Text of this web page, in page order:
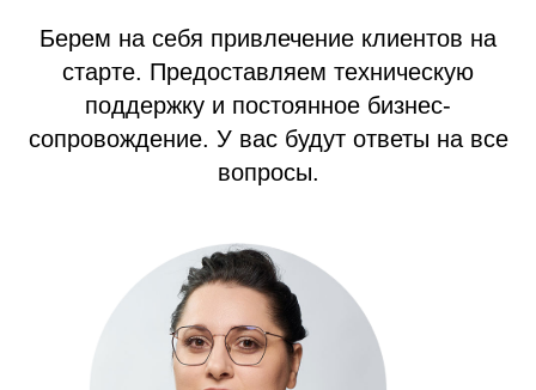
Берем на себя привлечение клиентов на
старте. Предоставляем техническую
поддержку и постоянное бизнес-
сопровождение. У вас будут ответы на все
вопросы.